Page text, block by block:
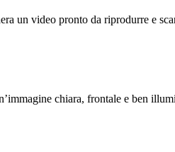
un video pronto da riprodurre e
chiara, frontale e ben